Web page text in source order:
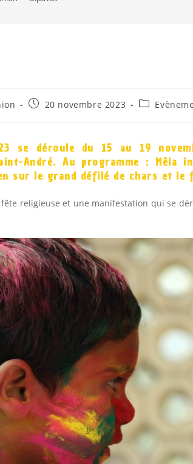
20 novembre 2023
se déroule du 15 au 19
André. Au programme : Mêla
sur le grand défilé de chars et le
religieuse et une manifestation qui se